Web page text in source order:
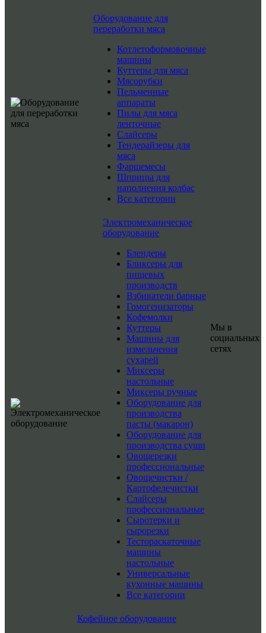
Оборудование для
переработки мяса
Котлетоформовочные
машины
Куттеры для мяса
Мясорубки
Пельменные
аппараты
Пилы для мяса
ленточные
Слайсеры
Тендерайзеры для
мяса
Фаршемесы
Шприцы для
наполнения колбас
Все категории
Электромеханическое
оборудование
Блендеры
Бликсеры для
пищевых
производств
Взбиватели барные
Гомогенизаторы
Кофемолки
Куттеры
Машины для
измельчения
сухарей
Миксеры
настольные
Миксеры ручные
Оборудование для
производства
пасты (макарон)
Оборудование для
производства суши
Овощерезки
профессиональные
Овощечистки /
Картофелечистки
Слайсеры
профессиональные
Сыротерки и
сырорезки
Тестораскаточные
машины
настольные
Универсальные
кухонные машины
Все категории
Кофейное оборудование
Мы в
социальных
сетях